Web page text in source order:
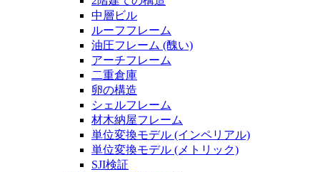
中層ビル
ルーフフレーム
油圧フレーム (醜い)
アーチフレーム
二重倉庫
卵の構造
シェルフレーム
材木納屋フレーム
単位変換モデル (インペリアル)
単位変換モデル (メトリック)
SJI検証